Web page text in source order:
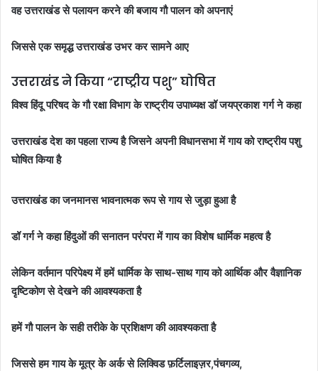
वह उत्तराखंड से पलायन करने की बजाय गौ पालन को अपनाएं
जिससे एक समृद्ध उत्तराखंड उभर कर सामने आए
उत्तराखंड ने किया “राष्ट्रीय पशु” घोषित
विश्व हिंदू परिषद के गौ रक्षा विभाग के राष्ट्रीय उपाध्यक्ष डॉ जयप्रकाश गर्ग ने कहा
उत्तराखंड देश का पहला राज्य है जिसने अपनी विधानसभा में गाय को राष्ट्रीय पशु
घोषित किया है
उत्तराखंड का जनमानस भावनात्मक रूप से गाय से जुड़ा हुआ है
डॉ गर्ग ने कहा हिंदुओं की सनातन परंपरा में गाय का विशेष धार्मिक महत्व है
लेकिन वर्तमान परिपेक्ष्य में हमें धार्मिक के साथ-साथ गाय को आर्थिक और वैज्ञानिक
दृष्टिकोण से देखने की आवश्यकता है
हमें गौ पालन के सही तरीके के प्रशिक्षण की आवश्यकता है
जिससे हम गाय के मूत्र के अर्क से लिक्विड फ़र्टिलाइज़र,पंचगव्य,